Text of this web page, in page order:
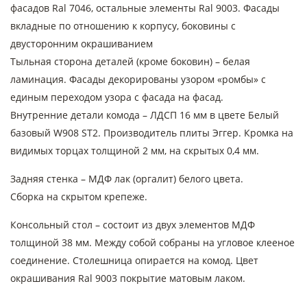
фасадов Ral 7046, остальные элементы Ral 9003. Фасады
вкладные по отношению к корпусу, боковины с
двусторонним окрашиванием
Тыльная сторона деталей (кроме боковин) – белая
ламинация. Фасады декорированы узором «ромбы» с
единым переходом узора с фасада на фасад.
Внутренние детали комода – ЛДСП 16 мм в цвете Белый
базовый W908 ST2. Производитель плиты Эггер. Кромка на
видимых торцах толщиной 2 мм, на скрытых 0,4 мм.
Задняя стенка – МДФ лак (оргалит) белого цвета.
Сборка на скрытом крепеже.
Консольный стол – состоит из двух элементов МДФ
толщиной 38 мм. Между собой собраны на угловое клееное
соединение. Столешница опирается на комод. Цвет
окрашивания Ral 9003 покрытие матовым лаком.